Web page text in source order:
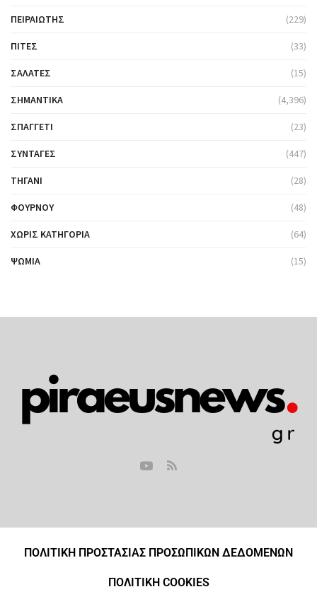
ΠΕΙΡΑΙΏΤΗΣ (229)
ΠΊΤΕΣ (33)
ΣΑΛΆΤΕΣ (15)
ΣΗΜΑΝΤΙΚΆ (4,396)
ΣΠΑΓΓΈΤΙ (23)
ΣΥΝΤΑΓΈΣ (447)
ΤΗΓΆΝΙ (28)
ΦΟΎΡΝΟΥ (48)
ΧΩΡΊΣ ΚΑΤΗΓΟΡΊΑ (64)
ΨΩΜΙΆ (15)
ΠΟΛΙΤΙΚΗ ΠΡΟΣΤΑΣΙΑΣ ΠΡΟΣΩΠΙΚΩΝ ΔΕΔΟΜΕΝΩΝ
ΠΟΛΙΤΙΚΗ COOKIES